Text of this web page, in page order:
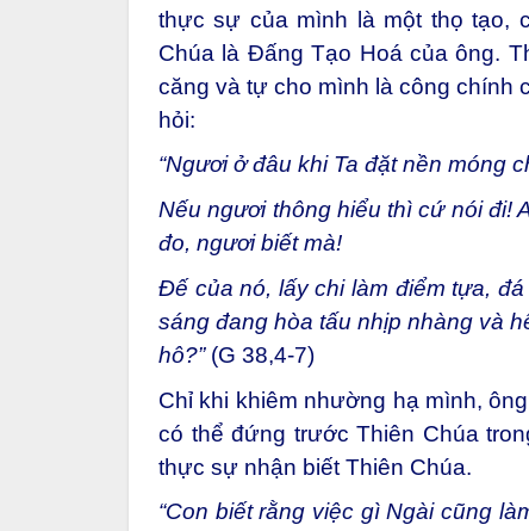
thực sự của mình là một thọ tạo,
Chúa là Đấng Tạo Hoá của ông.
căng và tự cho mình là công chính
hỏi:
“Ngươi ở đâu khi Ta đặt nền móng
Nếu ngươi thông hiểu thì cứ nói đi!
đo, ngươi biết mà!
Đế của nó, lấy chi làm điểm tựa,
sáng đang hòa tấu nhịp nhàng và
hô?”(G 38,4-7)
Chỉ khi khiêm nhường hạ mình,
có thể đứng trước Thiên Chúa
thực sự nhận biết Thiên Chúa.
“Con biết rằng việc gì Ngài cũng